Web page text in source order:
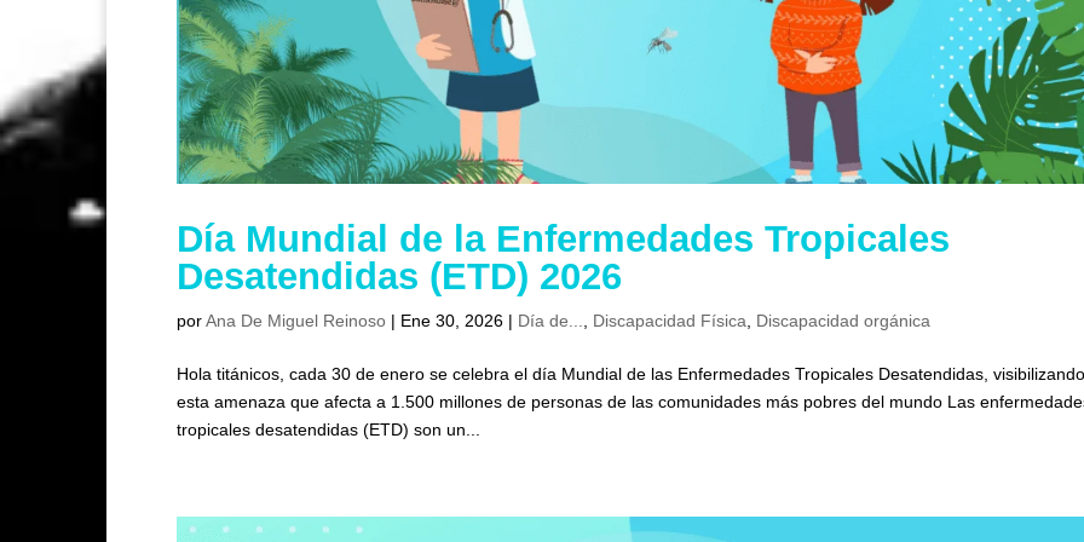
Día Mundial de la Enfermedades Tropicales
Desatendidas (ETD) 2026
porAna De Miguel Reinoso | Ene 30, 2026 | Día de... Discapacidad Física Discapacidad orgánica
Hola titánicos, cada 30 de enero se celebra el día Mundial de las Enfermedades Tropicales Desatendidas,
esta amenaza que afecta a 1.500 millones de personas de las comunidades más pobres del mundo Las
tropicales desatendidas (ETD) son un...